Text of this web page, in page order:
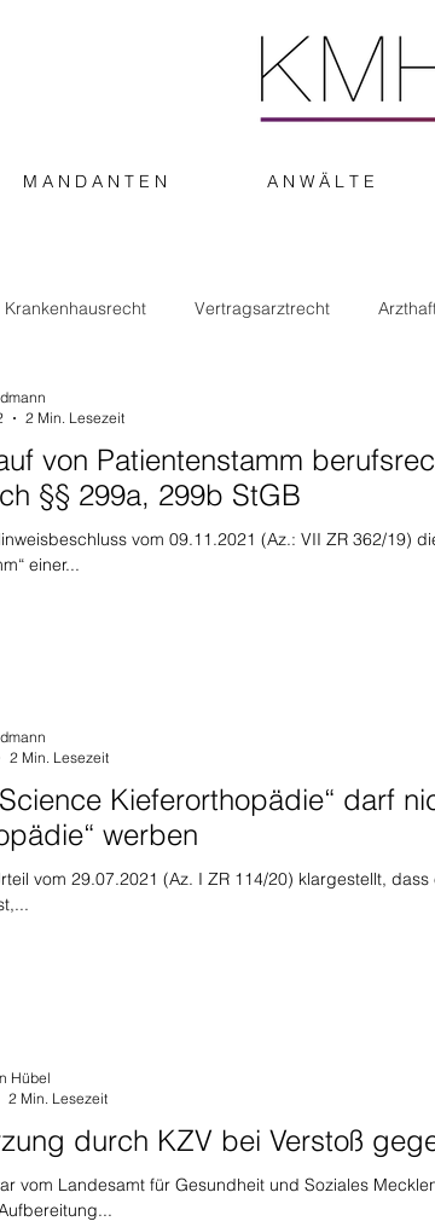
M A N D A N T E N A N W Ä L T E
Krankenhausrecht Vertragsarztrecht
Steuerrecht
von Patientenstamm
§§ 299a, 299b StGB
vom 09.11.2021 (Az.: VII ZR 362/19)
einer...
2 Min. Lesezeit
Kieferorthopädie“ darf
werben
vom 29.07.2021 (Az. I ZR 114/20) klargestellt,
2 Min. Lesezeit
durch KZV bei Verstoß
vom Landesamt für Gesundheit und Soziales
Hübel
2 Min. Lesezeit